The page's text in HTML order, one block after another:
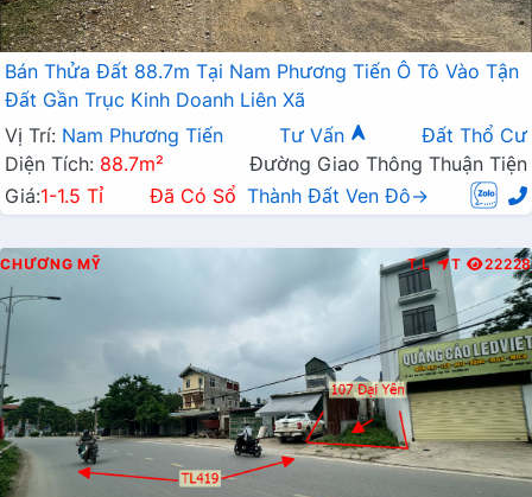
Bán Thửa Đất 88.7m Tại Nam Phương Tiến Ô Tô Vào Tận
Đất Gần Trục Kinh Doanh Liên Xã
Vị Trí: Nam Phương Tiến Tư Vấn
Đất Thổ Cư
Diện Tích: 88.7m²
Đường Giao Thông Thuận Tiện
Giá:1-1.5 Tỉ Đã Có Sổ Thành Đất Ven Đô→
CHƯƠNG MỸ T.L T 22228